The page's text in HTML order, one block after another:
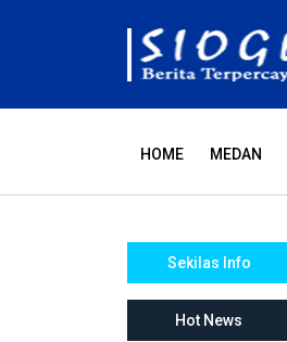
HOME MEDAN
Sekilas Info
Hot News